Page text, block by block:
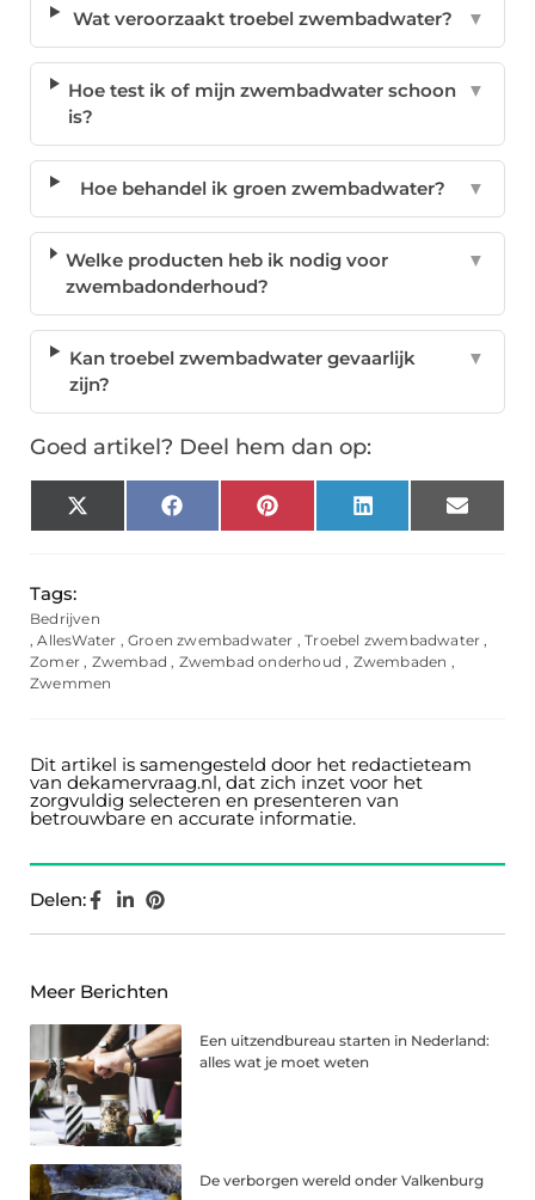
Wat veroorzaakt troebel zwembadwater? ▼
Hoe test ik of mijn zwembadwater schoon
is?
▼
Hoe behandel ik groen zwembadwater? ▼
Welke producten heb ik nodig voor
zwembadonderhoud?
▼
Kan troebel zwembadwater gevaarlijk
zijn?
▼
Goed artikel? Deel hem dan op:
X
(Twitter)
FacebookPinterest LinkedIn Email
Tags:
Bedrijven
,AllesWater ,Groen zwembadwater ,Troebel zwembadwater ,
Zomer , Zwembad , Zwembad onderhoud , Zwembaden ,
Zwemmen
Dit artikel is samengesteld door het redactieteam
van dekamervraag.nl, dat zich inzet voor het
zorgvuldig selecteren en presenteren van
betrouwbare en accurate informatie.
Delen:
Meer Berichten
Een uitzendbureau starten in Nederland:
alles wat je moet weten
De verborgen wereld onder Valkenburg